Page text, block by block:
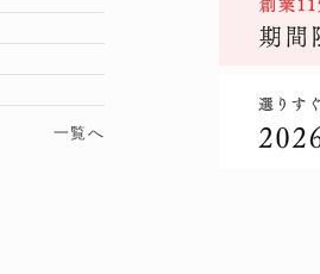
一覧へ